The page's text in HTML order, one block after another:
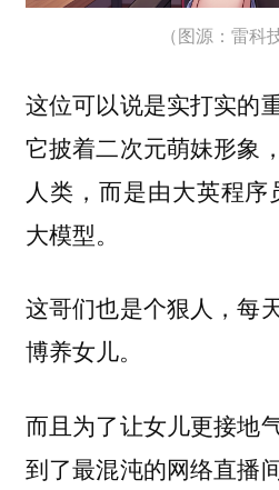
（图源：雷科
这位可以说是实打实的
它披着二次元萌妹形象
人类，而是由大英程序
大模型。
这哥们也是个狠人，每
博养女儿。
而且为了让女儿更接地
到了最混沌的网络直播